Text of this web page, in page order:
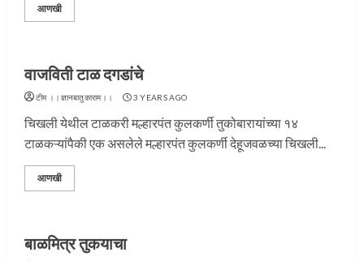
आणखी
वाजविती टाळ दगडांचे
टीम ।।ज्ञानबातुकाराम।। 3 YEARS AGO
चिखली येथील टाळकरी मल्हारपंत कुलकर्णी तुकोबारायांच्या १४
टाळकऱ्यांपैकी एक असलेले मल्हारपंत कुलकर्णी देहूजवळच्या चिखली...
आणखी
बाळमित्र तुकयाचा